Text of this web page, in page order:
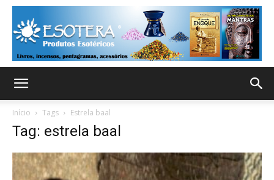
Início Tags Estrela baal
Tag: estrela baal